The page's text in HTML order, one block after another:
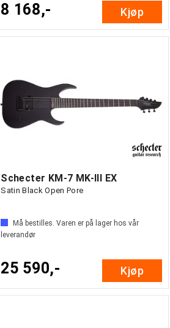
8 168,- Kjøp
Schecter KM-7 MK-III EX
Satin Black Open Pore
Må bestilles. Varen er på lager hos vår
leverandør
25 590,- Kjøp